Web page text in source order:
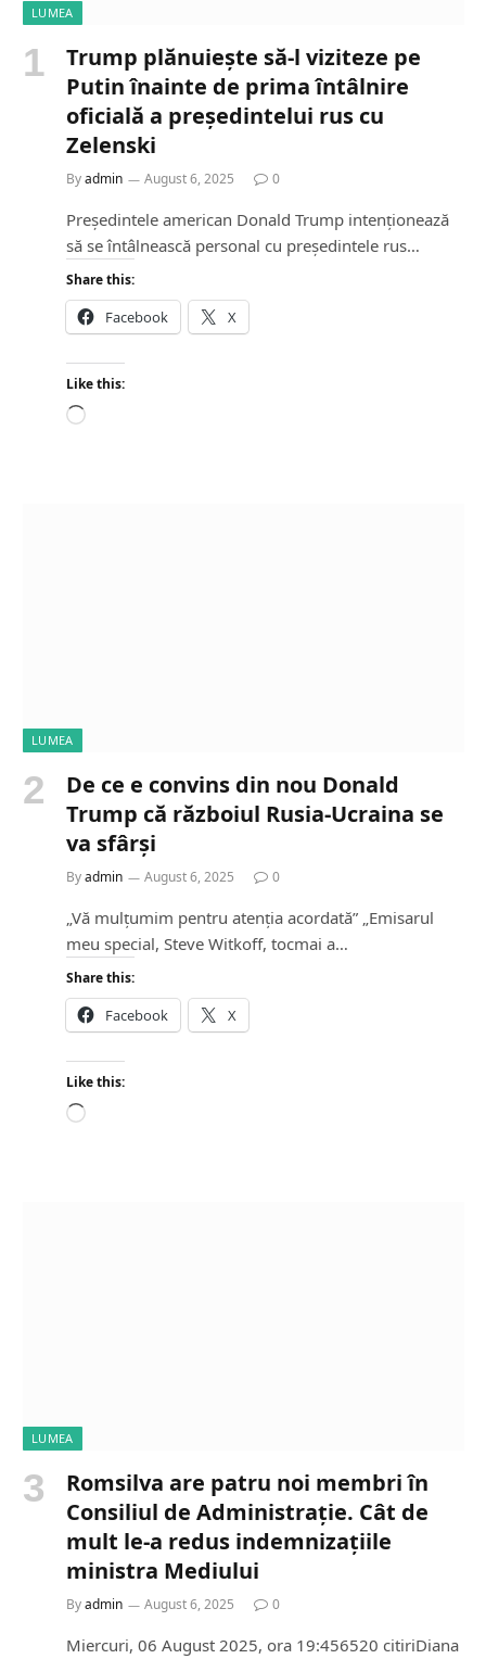
LUMEA
Trump plănuiește să-l viziteze pe
Putin înainte de prima întâlnire
oficială a președintelui rus cu
Zelenski
Byadmin August 6, 2025 0
Președintele american Donald Trump intenționează
să se întâlnească personal cu președintele rus…
Share this:
Facebook X
Like this:
L
LUMEA
De ce e convins din nou Donald
Trump că războiul Rusia-Ucraina se
va sfârși
Byadmin August 6, 2025 0
„Vă mulțumim pentru atenția acordată” „Emisarul
meu special, Steve Witkoff, tocmai a…
Share this:
Facebook X
Like this:
L
LUMEA
Romsilva are patru noi membri în
Consiliul de Administrație. Cât de
mult le-a redus indemnizațiile
ministra Mediului
Byadmin August 6, 2025 0
Miercuri, 06 August 2025, ora 19:456520 citiriDiana